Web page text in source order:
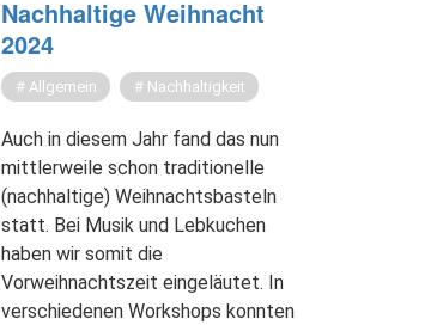
Nach­hal­ti­ge Weih­nacht
2024
Allgemein Nachhaltigkeit
Auch in diesem Jahr fand das nun
mittlerweile schon traditionelle
(nachhaltige) Weihnachtsbasteln
statt. Bei Musik und Lebkuchen
haben wir somit die
Vorweihnachtszeit eingeläutet. In
verschiedenen Workshops konnten